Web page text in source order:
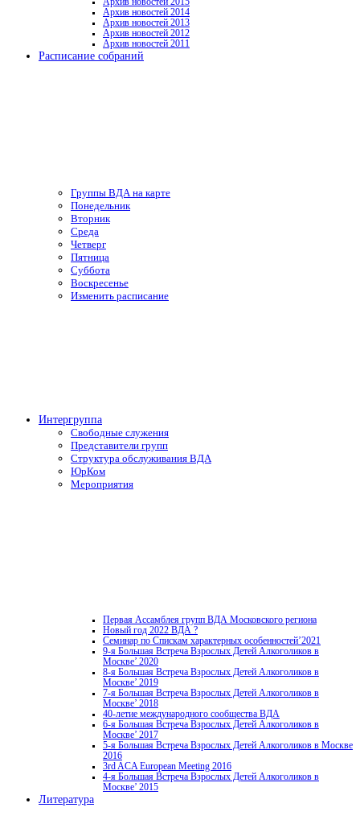
Архив новостей 2014
Архив новостей 2013
Архив новостей 2012
Архив новостей 2011
Расписание собраний
Группы ВДА на карте
Понедельник
Вторник
Среда
Четверг
Пятница
Суббота
Воскресенье
Изменить расписание
Интергруппа
Свободные служения
Представители групп
Структура обслуживания ВДА
ЮрКом
Мероприятия
Первая Ассамблея групп ВДА Московского региона
Новый год 2022 ВДА ?
Семинар по Спискам характерных особенностей’2021
9-я Большая Встреча Взрослых Детей Алкоголиков в
Москве’ 2020
8-я Большая Встреча Взрослых Детей Алкоголиков в
Москве’ 2019
7-я Большая Встреча Взрослых Детей Алкоголиков в
Москве’ 2018
40-летие международного сообщества ВДА
6-я Большая Встреча Взрослых Детей Алкоголиков в
Москве’ 2017
5-я Большая Встреча Взрослых Детей Алкоголиков в Москве
2016
3rd ACA European Meeting 2016
4-я Большая Встреча Взрослых Детей Алкоголиков в
Москве’ 2015
Литература